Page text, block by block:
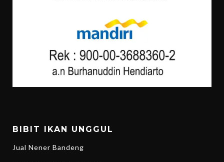
BIBIT IKAN UNGGUL
Jual Nener Bandeng